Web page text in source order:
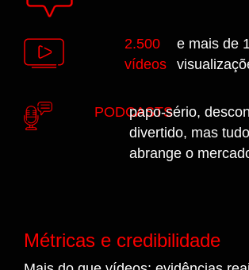
2.500
vídeos
e mais de
PODCASTS
papo-sério,
divertido, mas
abrange o
Métricas e credibilidade